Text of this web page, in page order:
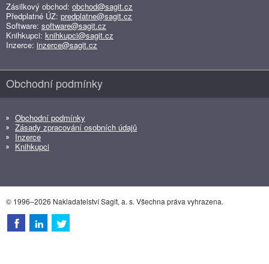
Zásilkový obchod: obchod@sagit.cz
Předplatné ÚZ: predplatne@sagit.cz
Software: software@sagit.cz
Knihkupci: knihkupci@sagit.cz
Inzerce: inzerce@sagit.cz
Obchodní podmínky
Obchodní podmínky
Zásady zpracování osobních údajů
Inzerce
Knihkupci
© 1996–2026 Nakladatelství Sagit, a. s. Všechna práva vyhrazena.